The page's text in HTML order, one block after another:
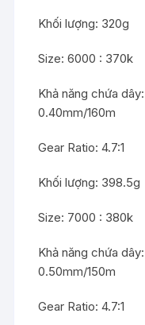
Khối lượng: 320g
Size: 6000 : 370k
Khả năng chứa
0.40mm/160m
Gear Ratio: 4.7:1
Khối lượng: 398.5g
Size: 7000 : 380k
Khả năng chứa
0.50mm/150m
Gear Ratio: 4.7:1